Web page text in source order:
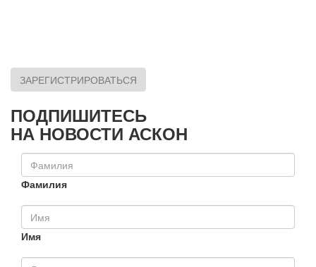
ЗАРЕГИСТРИРОВАТЬСЯ
ПОДПИШИТЕСЬ
НА НОВОСТИ АСКОН
Фамилия
Имя